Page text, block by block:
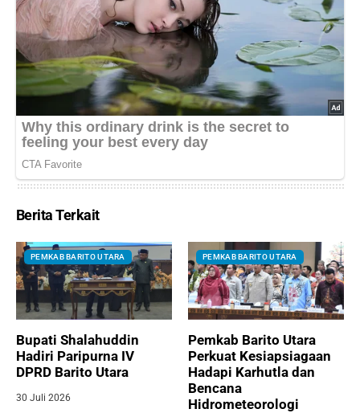
Berita Terkait
PEMKAB BARITO UTARA
Bupati Shalahuddin
Hadiri Paripurna IV
DPRD Barito Utara
30 Juli 2026
PEMKAB BARITO UTARA
Pemkab Barito Utara
Perkuat Kesiapsiagaan
Hadapi Karhutla dan
Bencana
Hidrometeorologi